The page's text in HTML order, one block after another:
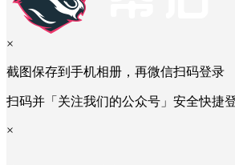
×
截图保存到手机相册，再微信扫码登录
扫码并「关注我们的公众号」安全快捷
×